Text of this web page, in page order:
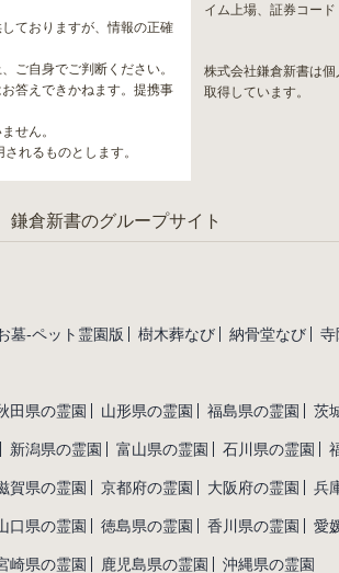
ておりますが、情報の正確
ご自身でご判断ください。
答えできかねます。提携事
せん。
れるものとします。
イム上場、証券コード
株式会社鎌倉新書は
取得しています。
鎌倉新書のグループサイト
墓-ペット霊園版 樹木葬なび 納骨堂なび 寺
田県の霊園 山形県の霊園 福島県の霊園 茨
新潟県の霊園 富山県の霊園 石川県の霊園
賀県の霊園 京都府の霊園 大阪府の霊園 兵
口県の霊園 徳島県の霊園 香川県の霊園 愛
崎県の霊園 鹿児島県の霊園 沖縄県の霊園